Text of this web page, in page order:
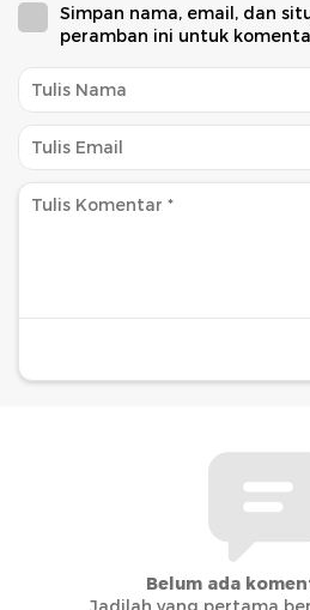
Simpan nama, email, dan
peramban ini untuk
Belum ada